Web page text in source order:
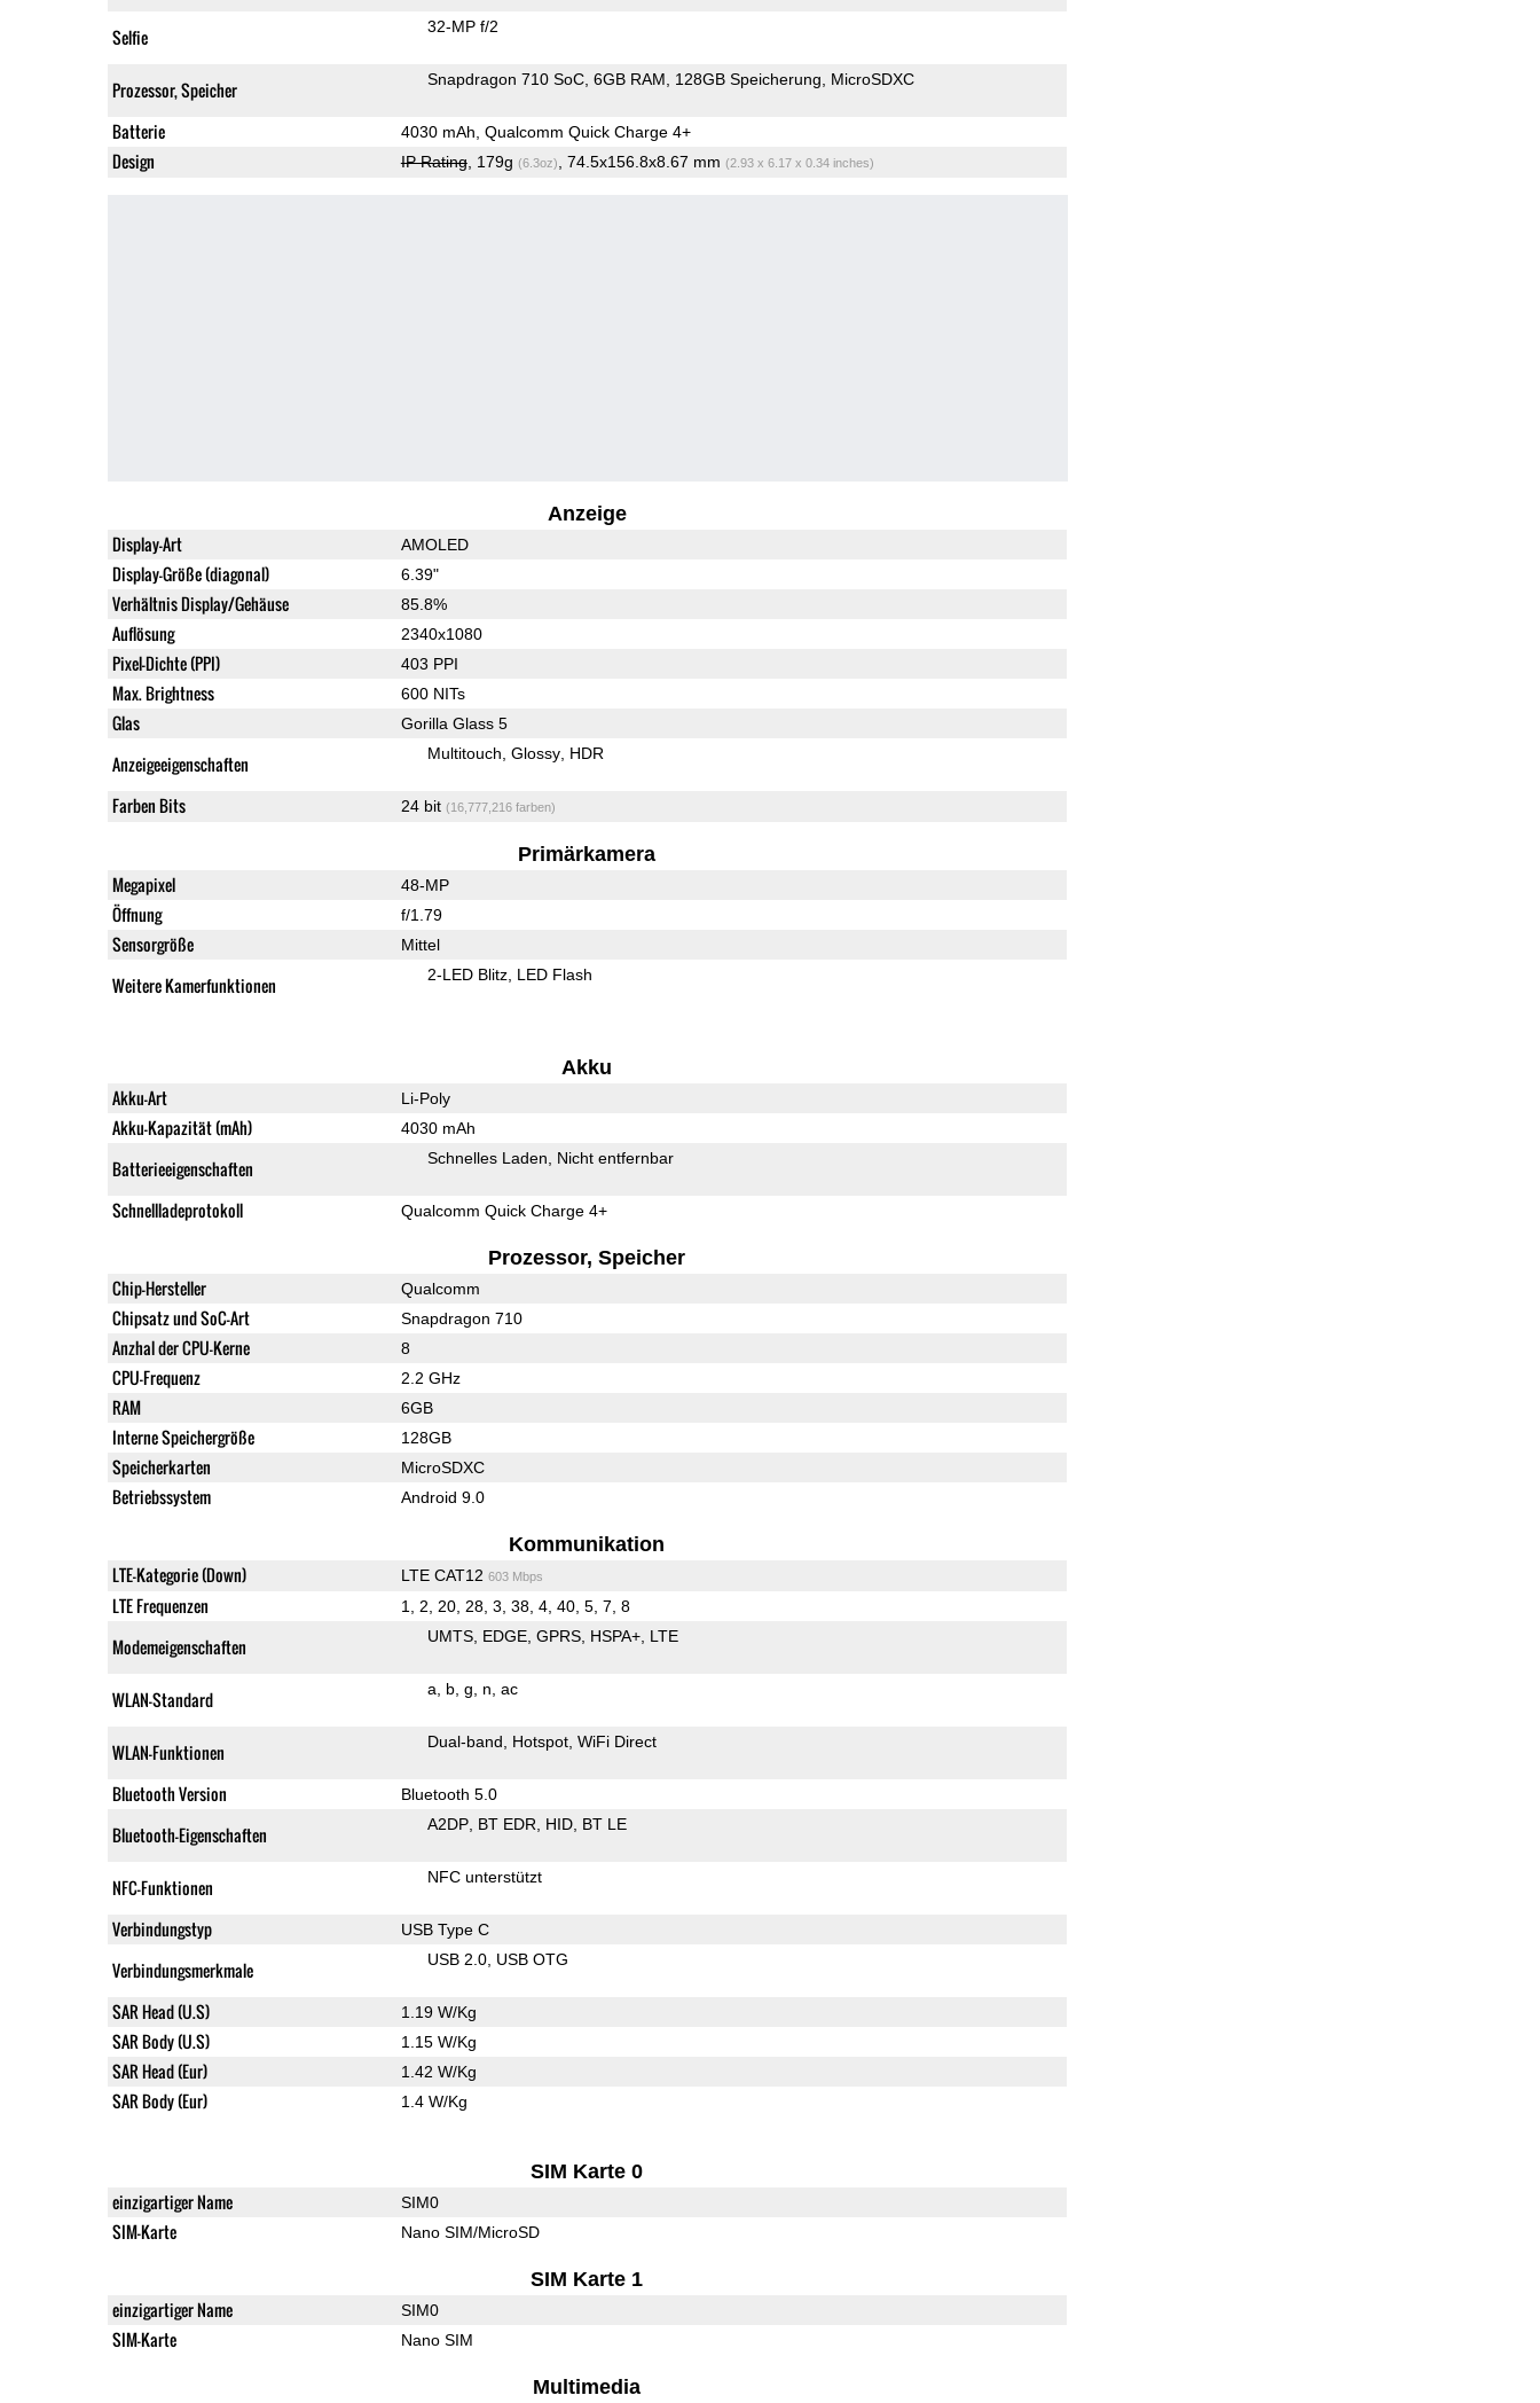
Selfie 32-MP f/2
Prozessor, Speicher Snapdragon 710 SoC 6GB RAM 128GB Speicherung MicroSDXC
Batterie 4030 mAh, Qualcomm Quick Charge 4+
Design IP Rating, 179g (6.3oz) , 74.5x156.8x8.67 mm (2.93 x 6.17 x 0.34 inches)
Anzeige
Display-Art AMOLED
Display-Größe (diagonal) 6.39"
Verhältnis Display/Gehäuse 85.8%
Auflösung 2340x1080
Pixel-Dichte (PPI) 403 PPI
Max. Brightness 600 NITs
Glas Gorilla Glass 5
Anzeigeeigenschaften Multitouch Glossy HDR
Farben Bits 24 bit (16,777,216 farben)
Primärkamera
Megapixel 48-MP
Öffnung f/1.79
Sensorgröße Mittel
Weitere Kamerfunktionen 2-LED Blitz LED Flash
Akku
Akku-Art Li-Poly
Akku-Kapazität (mAh) 4030 mAh
Batterieeigenschaften Schnelles Laden Nicht entfernbar
Schnellladeprotokoll Qualcomm Quick Charge 4+
Prozessor, Speicher
Chip-Hersteller Qualcomm
Chipsatz und SoC-Art Snapdragon 710
Anzhal der CPU-Kerne 8
CPU-Frequenz 2.2 GHz
RAM 6GB
Interne Speichergröße 128GB
Speicherkarten MicroSDXC
Betriebssystem Android 9.0
Kommunikation
LTE-Kategorie (Down) LTE CAT12 603 Mbps
LTE Frequenzen 1, 2, 20, 28, 3, 38, 4, 40, 5, 7, 8
Modemeigenschaften UMTS EDGE GPRS HSPA+ LTE
WLAN-Standard a b g n ac
WLAN-Funktionen Dual-band Hotspot WiFi Direct
Bluetooth Version Bluetooth 5.0
Bluetooth-Eigenschaften A2DP BT EDR HID BT LE
NFC-Funktionen NFC unterstützt
Verbindungstyp USB Type C
Verbindungsmerkmale USB 2.0 USB OTG
SAR Head (U.S) 1.19 W/Kg
SAR Body (U.S) 1.15 W/Kg
SAR Head (Eur) 1.42 W/Kg
SAR Body (Eur) 1.4 W/Kg
SIM Karte 0
einzigartiger Name SIM0
SIM-Karte Nano SIM/MicroSD
SIM Karte 1
einzigartiger Name SIM0
SIM-Karte Nano SIM
Multimedia